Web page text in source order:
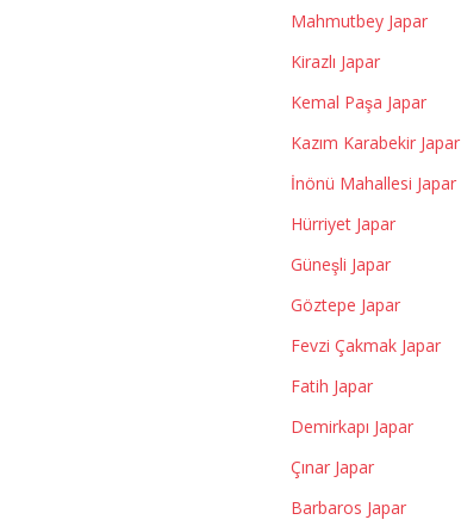
Mahmutbey Japar
Kirazlı Japar
Kemal Paşa Japar
Kazım Karabekir Japar
İnönü Mahallesi Japar
Hürriyet Japar
Güneşli Japar
Göztepe Japar
Fevzi Çakmak Japar
Fatih Japar
Demirkapı Japar
Çınar Japar
Barbaros Japar